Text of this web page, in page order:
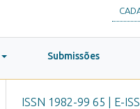
Submissões
ISSN 1982-99 65 | E-